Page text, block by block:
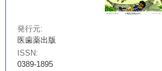
発行元
医歯薬出版
ISSN
0389-1895